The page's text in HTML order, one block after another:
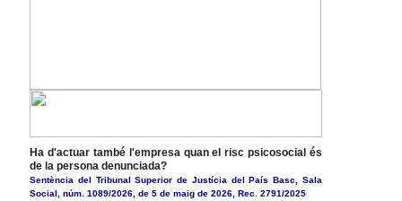
Ha d'actuar també l'empresa quan el risc psicosocial és
de la persona denunciada?
Sentència del Tribunal Superior de Justícia del País Basc, Sala
Social, núm. 1089/2026, de 5 de maig de 2026, Rec. 2791/2025